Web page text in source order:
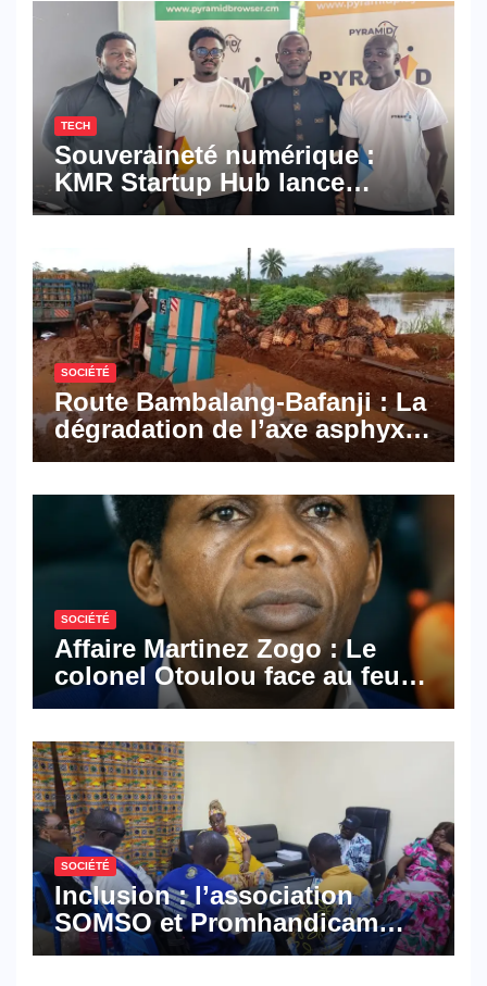
TECH
Souveraineté numérique :
KMR Startup Hub lance
Pyramid Browser et Pyramid
numériques made in
Cameroon
SOCIÉTÉ
Route Bambalang-Bafanji : La
dégradation de l’axe asphyxie
les activités économiques
SOCIÉTÉ
Affaire Martinez Zogo : Le
colonel Otoulou face au feu
croisé des avocats de la
SOCIÉTÉ
Inclusion : l’association
SOMSO et Promhandicam
militent en faveur d’une